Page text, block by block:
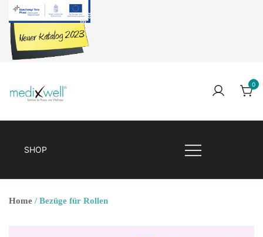
Skip
content
0
SHOP
Home / Bezüge für Rollen